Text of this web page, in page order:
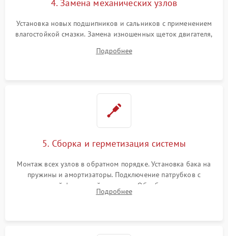
4. Замена механических узлов
Установка новых подшипников и сальников с применением
влагостойкой смазки. Замена изношенных щеток двигателя,
или поврежденной резиновой манжеты.
Подробнее
5. Сборка и герметизация системы
Монтаж всех узлов в обратном порядке. Установка бака на
пружины и амортизаторы. Подключение патрубков с
надежной фиксацией хомутами. Обработка стыков
герметиком для предотвращения возможных протечек воды.
Подробнее